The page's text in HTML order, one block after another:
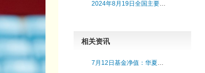
2024年8月19日全国主要批发市场活鸭价格行情
相关资讯
7月12日基金净值：华夏中证科创创业50ETF最新净值0.4472，跌0.33%